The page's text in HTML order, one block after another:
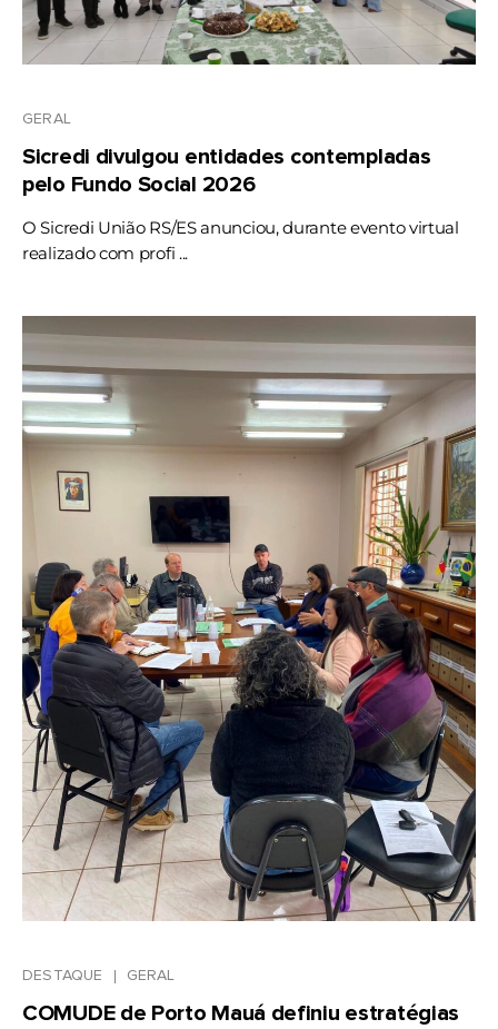
GERAL
Sicredi divulgou entidades contempladas
pelo Fundo Social 2026
O Sicredi União RS/ES anunciou, durante evento virtual
realizado com profi ...
DESTAQUE GERAL
COMUDE de Porto Mauá definiu estratégias